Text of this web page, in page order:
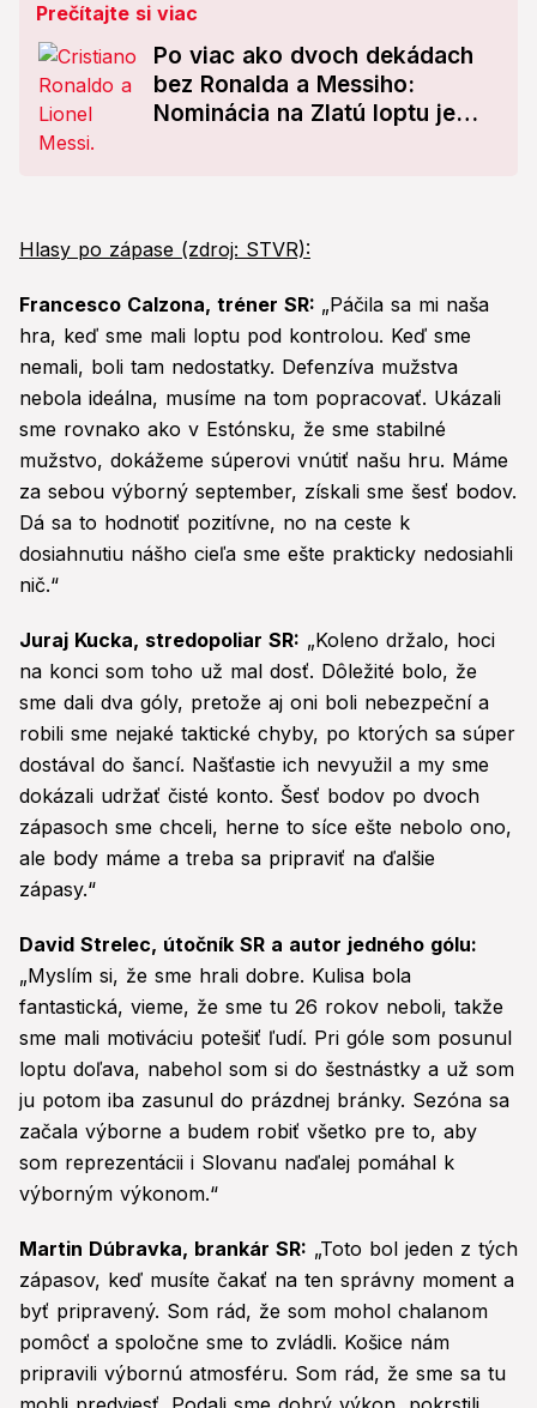
Prečítajte si viac
Po viac ako dvoch dekádach
bez Ronalda a Messiho:
Nominácia na Zlatú loptu je
Hlasy po zápase (zdroj: STVR):
Francesco Calzona, tréner SR: „Páčila sa mi naša
hra, keď sme mali loptu pod kontrolou. Keď sme
nemali, boli tam nedostatky. Defenzíva mužstva
nebola ideálna, musíme na tom popracovať. Ukázali
sme rovnako ako v Estónsku, že sme stabilné
mužstvo, dokážeme súperovi vnútiť našu hru. Máme
za sebou výborný september, získali sme šesť bodov.
Dá sa to hodnotiť pozitívne, no na ceste k
dosiahnutiu nášho cieľa sme ešte prakticky nedosiahli
nič.“
Juraj Kucka, stredopoliar SR: „Koleno držalo, hoci
na konci som toho už mal dosť. Dôležité bolo, že
sme dali dva góly, pretože aj oni boli nebezpeční a
robili sme nejaké taktické chyby, po ktorých sa súper
dostával do šancí. Našťastie ich nevyužil a my sme
dokázali udržať čisté konto. Šesť bodov po dvoch
zápasoch sme chceli, herne to síce ešte nebolo ono,
ale body máme a treba sa pripraviť na ďalšie
zápasy.“
David Strelec, útočník SR a autor jedného gólu:
„Myslím si, že sme hrali dobre. Kulisa bola
fantastická, vieme, že sme tu 26 rokov neboli, takže
sme mali motiváciu potešiť ľudí. Pri góle som posunul
loptu doľava, nabehol som si do šestnástky a už som
ju potom iba zasunul do prázdnej bránky. Sezóna sa
začala výborne a budem robiť všetko pre to, aby
som reprezentácii i Slovanu naďalej pomáhal k
výborným výkonom.“
Martin Dúbravka, brankár SR: „Toto bol jeden z tých
zápasov, keď musíte čakať na ten správny moment a
byť pripravený. Som rád, že som mohol chalanom
pomôcť a spoločne sme to zvládli. Košice nám
pripravili výbornú atmosféru. Som rád, že sme sa tu